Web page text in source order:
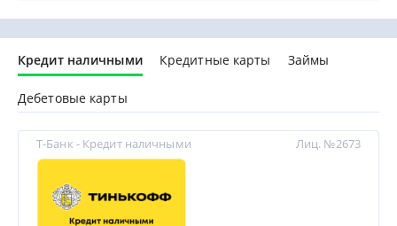
Кредит наличными Кредитные карты Займы
Дебетовые карты
Т-Банк - Кредит наличными Лиц. №2673